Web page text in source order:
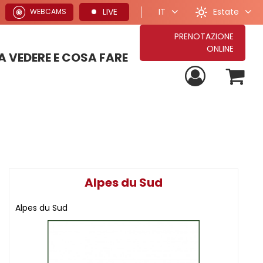
WEBCAMS LIVE IT Estate
VEDERE E COSA FARE
PRENOTAZIONE
ONLINE
Alpes du Sud
Alpes du Sud